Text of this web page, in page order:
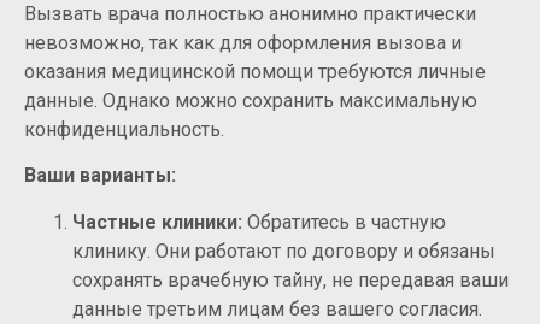
Вызвать врача полностью анонимно практически
невозможно, так как для оформления вызова и
оказания медицинской помощи требуются личные
данные. Однако можно сохранить максимальную
конфиденциальность.
Ваши варианты:
Частные клиники: Обратитесь в частную
клинику. Они работают по договору и обязаны
сохранять врачебную тайну, не передавая ваши
данные третьим лицам без вашего согласия.